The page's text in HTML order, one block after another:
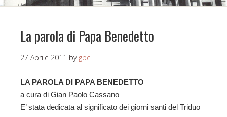
La parola di Papa Benedetto
27 Aprile 2011 by gpc
LA PAROLA DI PAPA BENEDETTO
a cura di Gian Paolo Cassano
E’ stata dedicata al significato dei giorni santi del Triduo